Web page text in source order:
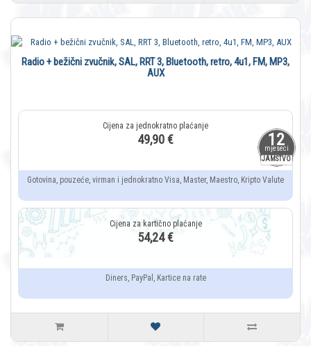
12
mjeseci
JAMSTVO
Radio + bežični zvučnik, SAL, RRT 3, Bluetooth, retro, 4u1, FM, MP3,
AUX
49,90 €
Gotovina, pouzeće, virman i jednokratno Visa, Master, Maestro, Kripto Valute
54,24 €
Diners, PayPal, Kartice na rate